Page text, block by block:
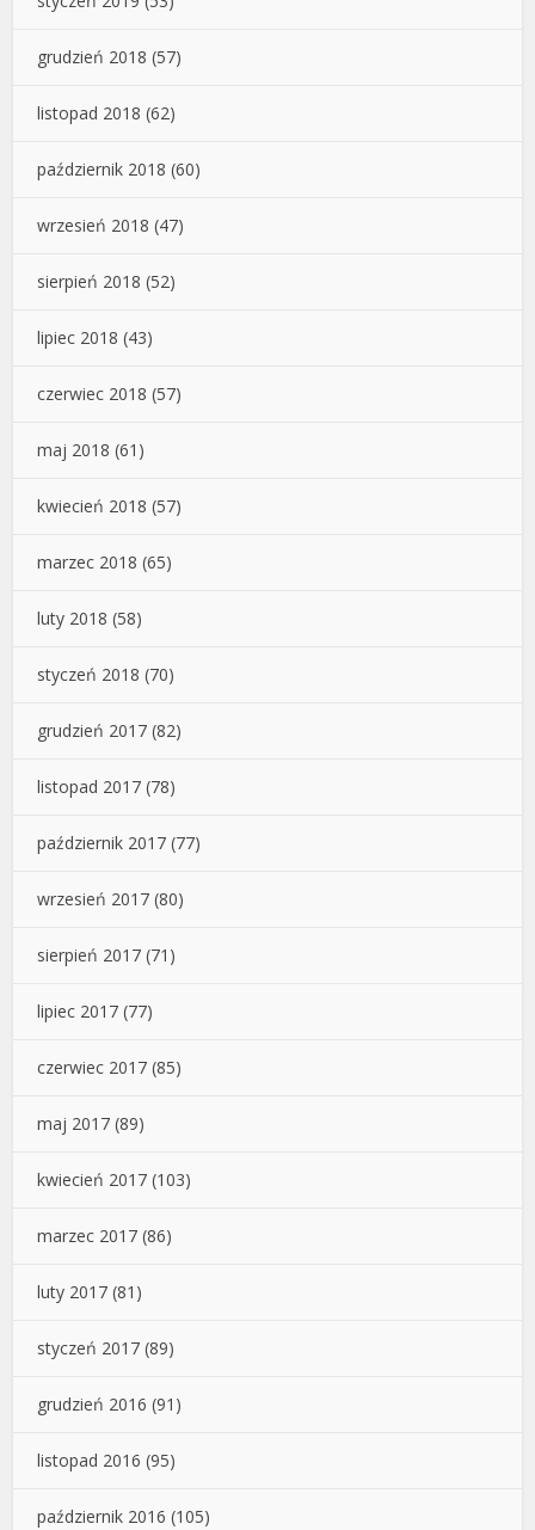
grudzień 2018 (57)
listopad 2018 (62)
październik 2018 (60)
wrzesień 2018 (47)
sierpień 2018 (52)
lipiec 2018 (43)
czerwiec 2018 (57)
maj 2018 (61)
kwiecień 2018 (57)
marzec 2018 (65)
luty 2018 (58)
styczeń 2018 (70)
grudzień 2017 (82)
listopad 2017 (78)
październik 2017 (77)
wrzesień 2017 (80)
sierpień 2017 (71)
lipiec 2017 (77)
czerwiec 2017 (85)
maj 2017 (89)
kwiecień 2017 (103)
marzec 2017 (86)
luty 2017 (81)
styczeń 2017 (89)
grudzień 2016 (91)
listopad 2016 (95)
październik 2016 (105)